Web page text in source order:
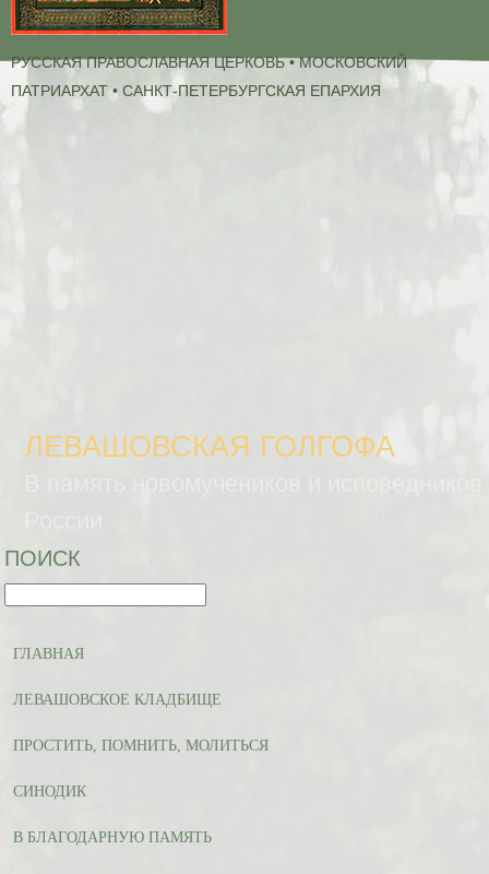
РУССКАЯ ПРАВОСЛАВНАЯ ЦЕРКОВЬ • МОСКОВСКИЙ
ПАТРИАРХАТ • САНКТ-ПЕТЕРБУРГСКАЯ ЕПАРХИЯ
ЛЕВАШОВСКАЯ ГОЛГОФА
ПОИСК
ГЛАВНАЯ
ЛЕВАШОВСКОЕ КЛАДБИЩЕ
ПРОСТИТЬ, ПОМНИТЬ, МОЛИТЬСЯ
СИНОДИК
В БЛАГОДАРНУЮ ПАМЯТЬ